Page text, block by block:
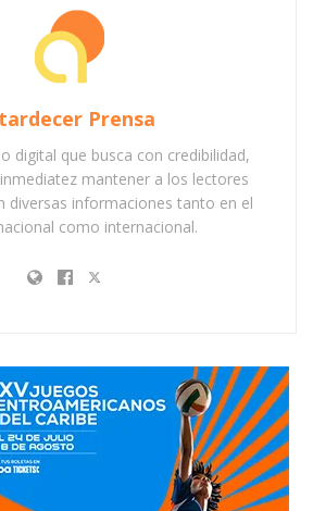
Prensa
digital que busca con credibilidad,
mantener a los lectores
diversas informaciones tanto en el
como internacional.